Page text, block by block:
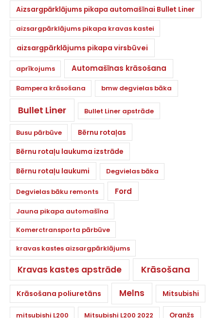
Aizsargpārklājums pikapa automašīnai Bullet Liner
aizsargpārklājums pikapa kravas kastei
aizsargpārklājums pikapa virsbūvei
aprīkojums Automašīnas krāsošana
Bampera krāsošana bmw degvielas bāka
Bullet Liner Bullet Liner apstrāde
Busu pārbūve
Bērnu rotaļas
Bērnu rotaļu laukuma izstrāde
Bērnu rotaļu laukumi
Degvielas bāka
Degvielas bāku remonts Ford
Jauna pikapa automašīna
Komerctransporta pārbūve
kravas kastes aizsargpārklājums
Kravas kastes apstrāde Krāsošana
Krāsošana poliuretāns Melns Mitsubishi
mitsubishi L200 Mitsubishi L200 2022 Oranžs